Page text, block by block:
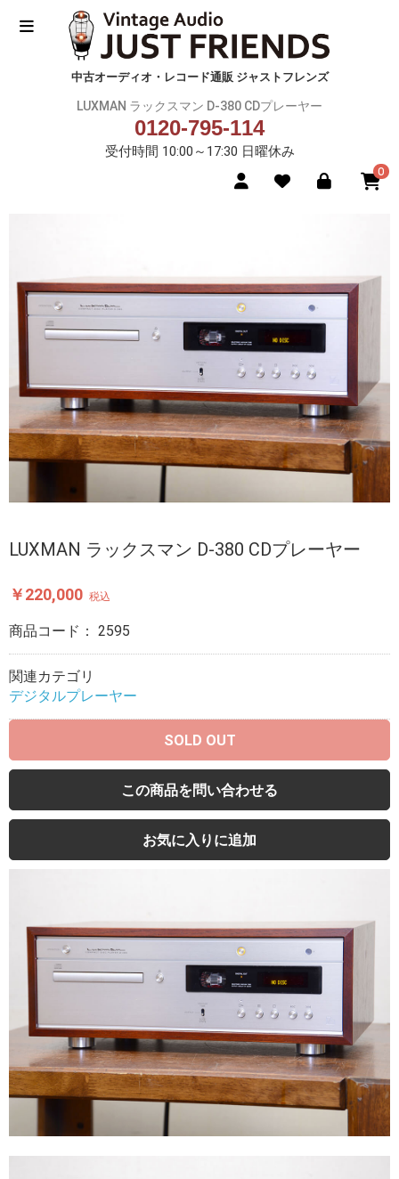
中古オーディオ・レコード通販 ジャストフレンズ
LUXMAN ラックスマン D-380 CDプレーヤー
0120-795-114
受付時間 10:00～17:30 日曜休み
0
LUXMAN ラックスマン D-380 CDプレーヤー
￥220,000 税込
商品コード： 2595
関連カテゴリ
デジタルプレーヤー
SOLD OUT
この商品を問い合わせる
お気に入りに追加